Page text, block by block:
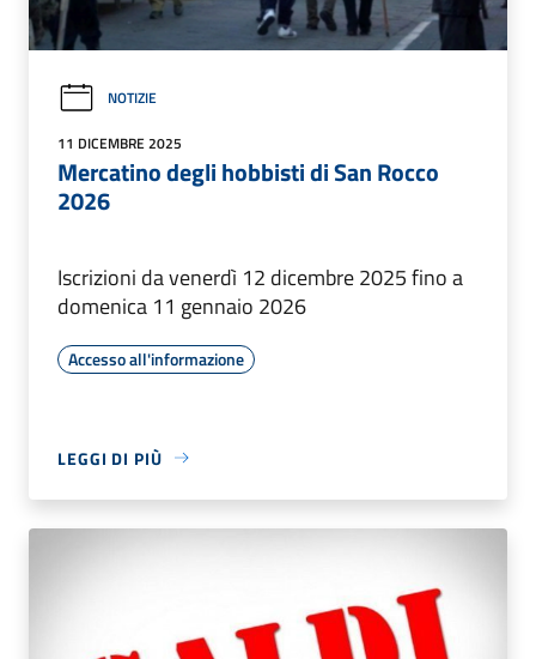
NOTIZIE
11 DICEMBRE 2025
Mercatino degli hobbisti di San Rocco
2026
Iscrizioni da venerdì 12 dicembre 2025 fino a
domenica 11 gennaio 2026
Accesso all'informazione
LEGGI DI PIÙ